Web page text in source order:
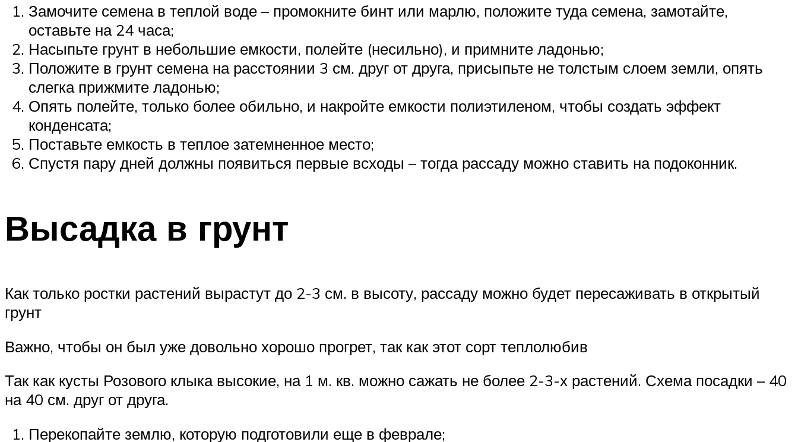
Замочите семена в теплой воде – промокните бинт или марлю, положите туда семена, замотайте,
оставьте на 24 часа;
Насыпьте грунт в небольшие емкости, полейте (несильно), и примните ладонью;
Положите в грунт семена на расстоянии 3 см. друг от друга, присыпьте не толстым слоем земли, опять
слегка прижмите ладонью;
Опять полейте, только более обильно, и накройте емкости полиэтиленом, чтобы создать эффект
конденсата;
Поставьте емкость в теплое затемненное место;
Спустя пару дней должны появиться первые всходы – тогда рассаду можно ставить на подоконник.
Высадка в грунт
Как только ростки растений вырастут до 2-3 см. в высоту, рассаду можно будет пересаживать в открытый
грунт
Важно, чтобы он был уже довольно хорошо прогрет, так как этот сорт теплолюбив
Так как кусты Розового клыка высокие, на 1 м. кв. можно сажать не более 2-3-х растений. Схема посадки – 40
на 40 см. друг от друга.
Перекопайте землю, которую подготовили еще в феврале;